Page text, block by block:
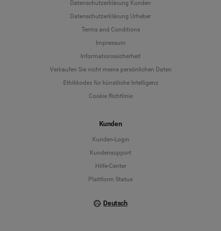
Datenschutzerklärung Kunden
Datenschutzerklärung Urheber
Terms and Conditions
Impressum
Informationssicherheit
Verkaufen Sie nicht meine persönlichen Daten
Ethikkodex für künstliche Intelligenz
Cookie Richtlinie
Kunden
Kunden-Login
Kundensupport
Hilfe-Center
Plattform Status
Deutsch
Deutsch
English